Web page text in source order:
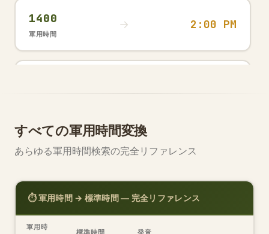
1400
軍用時間
→ 2:00 PM
→ 8:00 PM
0000 12:00 AM
すべての軍用時間変換
あらゆる軍用時間検索の完全リファレンス
⏱️ 軍用時間 → 標準時間 — 完全リファレンス
軍用時
標準時間 発音